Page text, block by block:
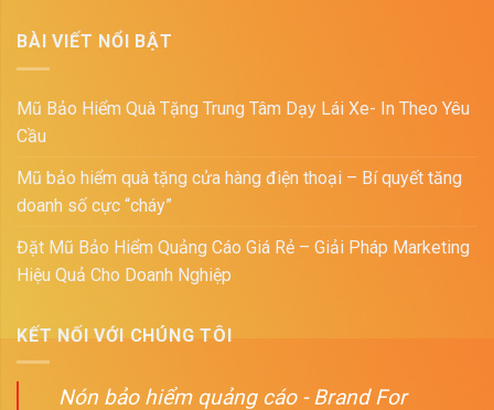
BÀI VIẾT NỔI BẬT
Mũ Bảo Hiểm Quà Tặng Trung Tâm Dạy Lái Xe- In Theo Yêu
Cầu
Mũ bảo hiểm quà tặng cửa hàng điện thoại – Bí quyết tăng
doanh số cực “cháy”
Đặt Mũ Bảo Hiểm Quảng Cáo Giá Rẻ – Giải Pháp Marketing
Hiệu Quả Cho Doanh Nghiệp
KẾT NỐI VỚI CHÚNG TÔI
Nón bảo hiểm quảng cáo - Brand For